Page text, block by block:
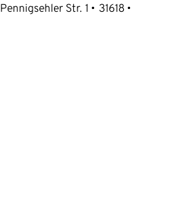
Pennigsehler Str. 1
31618